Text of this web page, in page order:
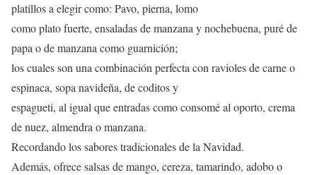
platillos a elegir como: Pavo, pierna, lomo
como plato fuerte, ensaladas de manzana y nochebuena, puré de
papa o de manzana como guarnición;
los cuales son una combinación perfecta con ravioles de carne o
espinaca, sopa navideña, de coditos y
espagueti, al igual que entradas como consomé al oporto, crema
de nuez, almendra o manzana.
Recordando los sabores tradicionales de la Navidad.
Además, ofrece salsas de mango, cereza, tamarindo, adobo o